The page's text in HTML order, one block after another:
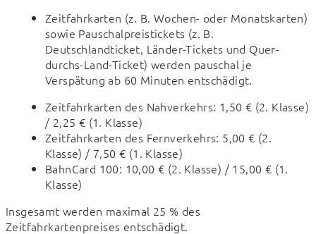
Zeitfahrkarten (z. B. Wochen- oder Monatskarten)
sowie Pauschalpreistickets (z. B.
Deutschlandticket, Länder-Tickets und Quer-
durchs-Land-Ticket) werden pauschal je
Verspätung ab 60 Minuten entschädigt.
Zeitfahrkarten des Nahverkehrs: 1,50 € (2. Klasse)
/ 2,25 € (1. Klasse)
Zeitfahrkarten des Fernverkehrs: 5,00 € (2.
Klasse) / 7,50 € (1. Klasse)
BahnCard 100: 10,00 € (2. Klasse) / 15,00 € (1.
Klasse)
Insgesamt werden maximal 25 % des
Zeitfahrkartenpreises entschädigt.